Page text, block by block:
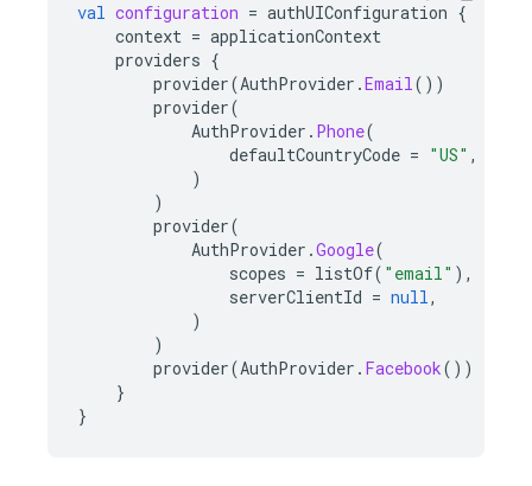
val configuration = authUIConfiguration {
context = applicationContext
providers {
provider(AuthProvider .Email())
provider(
AuthProvider . Phone(
defaultCountryCode = "US" ,
)
)
provider(
AuthProvider .Google(
scopes = listOf( "email" ),
serverClientId = null,
)
)
provider(AuthProvider . Facebook())
}
}